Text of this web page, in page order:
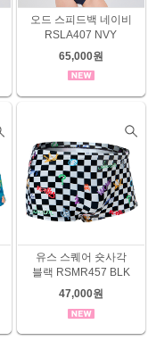
오드 스피드백 네이비
RSLA407 NVY
65,000원
유스 스퀘어 숏사각
블랙 RSMR457 BLK
47,000원